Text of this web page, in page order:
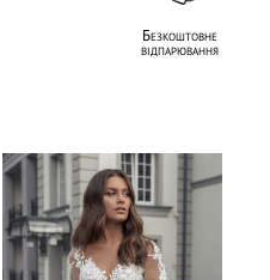
Безкоштовне
відпарювання